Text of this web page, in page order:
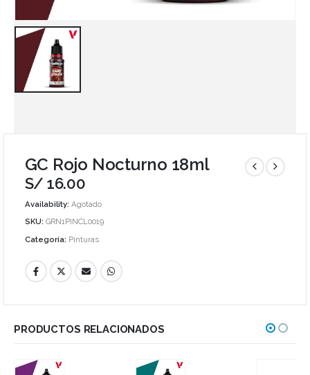
GC Rojo Nocturno 18ml
S/ 16.00
Availability: Agotado
SKU: GRN1PINCL0019
Categoría: Pinturas
PRODUCTOS RELACIONADOS